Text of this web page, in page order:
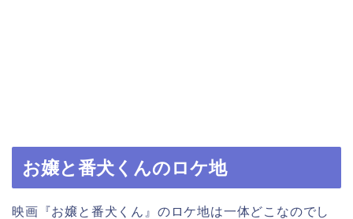
お嬢と番犬くんのロケ地
映画『お嬢と番犬くん』のロケ地は一体どこなのでし